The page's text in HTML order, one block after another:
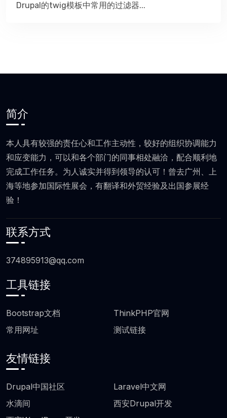
Drupal的twig模板中常用的过滤器...
简介
本人具有较强的责任心和工作主动性，较好的组织协调能力
和应变能力，可以和各个部门的同事相处融洽，配合顺利地
完成工作任务。为人诚实并得到领导的认可！曾去广州、上
海等地参加国际性展会，有翻译和外贸经验及出国参展经
验！
联系方式
374895913@qq.com
工具链接
页脚工具链接
Bootstrap文档
ThinkPHP官网
常用网址
测试链接
友情链接
友情链接
Drupal中国社区
Laravel中文网
水滴间
西安Drupal开发